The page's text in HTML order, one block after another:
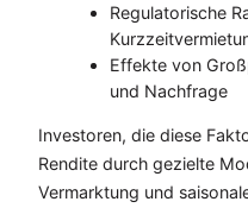
Regulatorische
Effekte von
und Nachfrage
Investoren, die diese
Rendite durch gezielte
Vermarktung und